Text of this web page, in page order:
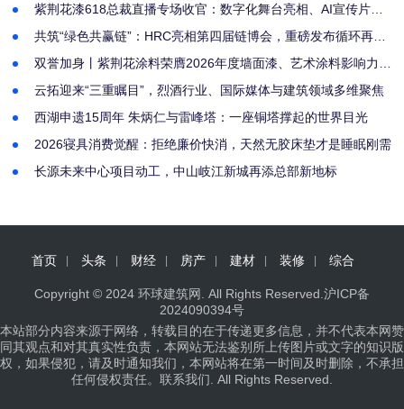
紫荆花漆618总裁直播专场收官：数字化舞台亮相、AI宣传片首
共筑“绿色共赢链”：HRC亮相第四届链博会，重磅发布循环再生
双誉加身丨紫荆花涂料荣膺2026年度墙面漆、艺术涂料影响力品
云拓迎来“三重瞩目”，烈酒行业、国际媒体与建筑领域多维聚焦
西湖申遗15周年 朱炳仁与雷峰塔：一座铜塔撑起的世界目光
2026寝具消费觉醒：拒绝廉价快消，天然无胶床垫才是睡眠刚需
长源未来中心项目动工，中山岐江新城再添总部新地标
首页 头条 财经 房产 建材 装修 综合
Copyright © 2024 环球建筑网 . All Rights Reserved. 沪ICP备
2024090394号
本站部分内容来源于网络，转载目的在于传递更多信息，并不代表本网赞
同其观点和对其真实性负责，本网站无法鉴别所上传图片或文字的知识版
权，如果侵犯，请及时通知我们，本网站将在第一时间及时删除，不承担
任何侵权责任。 联系我们 . All Rights Reserved.